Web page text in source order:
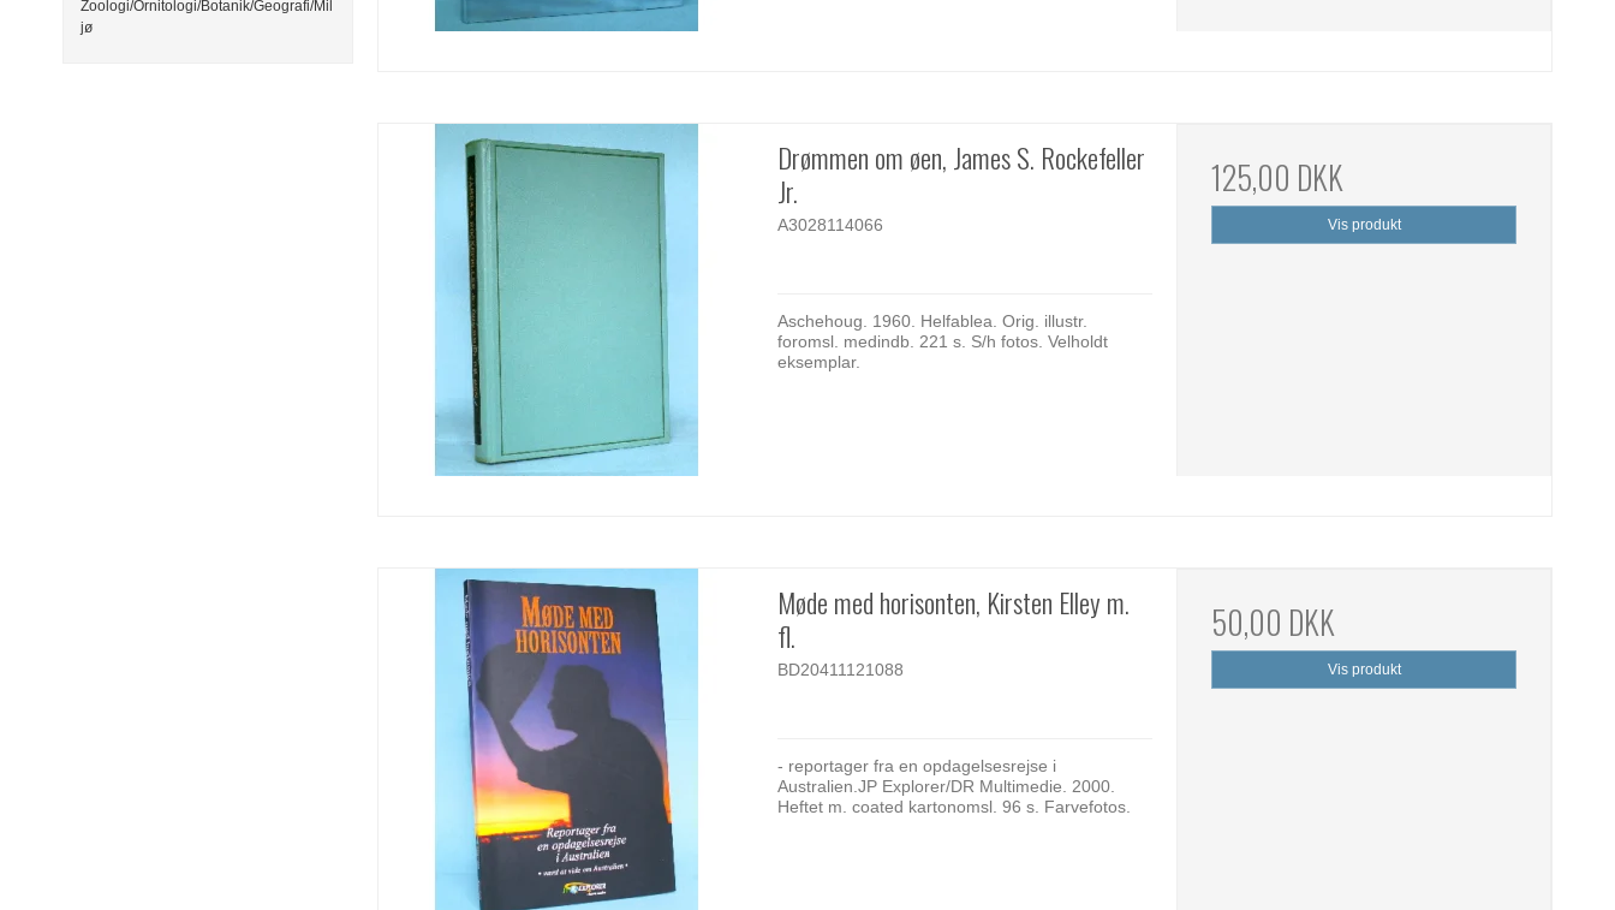
Zoologi/Ornitologi/Botanik/Geografi/Mil
jø
Drømmen om øen, James S. Rockefeller
Jr.
A3028114066
Aschehoug. 1960. Helfablea. Orig. illustr.
foromsl. medindb. 221 s. S/h fotos. Velholdt
eksemplar.
125,00 DKK
Vis produkt
Møde med horisonten, Kirsten Elley m.
fl.
BD20411121088
- reportager fra en opdagelsesrejse i
Australien.JP Explorer/DR Multimedie. 2000.
Heftet m. coated kartonomsl. 96 s. Farvefotos.
50,00 DKK
Vis produkt